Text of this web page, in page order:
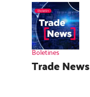
Boletines
Trade News